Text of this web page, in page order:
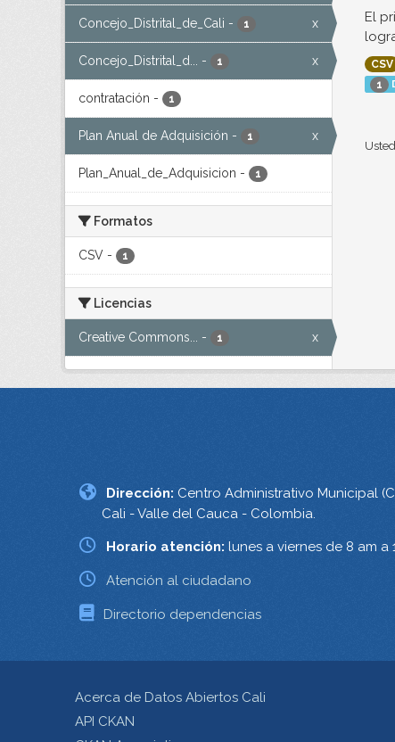
Concejo_Distrital_de_Cali - 1 x
Concejo_Distrital_d... - 1 x
contratación - 1
Plan Anual de Adquisición - 1 x
Plan_Anual_de_Adquisicion - 1
Formatos
CSV - 1
Licencias
Creative Commons... - 1 x
El
CSV
1
Dirección: Centro Administrativo Municipal
Cali - Valle del Cauca - Colombia.
Horario atención: lunes a viernes de 8 am a
Atención al ciudadano
Directorio dependencias
Acerca de Datos Abiertos Cali
API CKAN